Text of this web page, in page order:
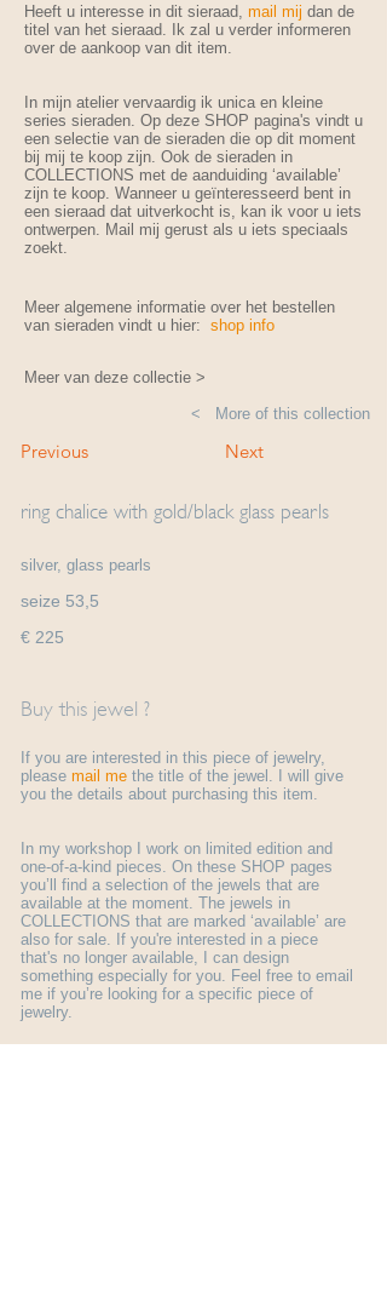
Heeft u interesse in dit sieraad, mail mij dan de
titel van het sieraad. Ik zal u verder informeren
over de aankoop van dit item.
In mijn atelier vervaardig ik unica en kleine
series sieraden. Op deze SHOP pagina's vindt u
een selectie van de sieraden die op dit moment
bij mij te koop zijn. Ook de sieraden in
COLLECTIONS met de aanduiding ‘available’
zijn te koop. Wanneer u geïnteresseerd bent in
een sieraad dat uitverkocht is, kan ik voor u iets
ontwerpen. Mail mij gerust als u iets speciaals
zoekt.
Meer algemene informatie over het bestellen
van sieraden vindt u hier: shop info
Meer van deze collectie >
< More of this collection
Previous Next
ring chalice with gold/black glass pearls
silver, glass pearls
seize 53,5
€ 225
Buy this jewel ?
If you are interested in this piece of jewelry,
please mail me the title of the jewel. I will give
you the details about purchasing this item.
In my workshop I work on limited edition and
one-of-a-kind pieces. On these SHOP pages
you’ll find a selection of the jewels that are
available at the moment. The jewels in
COLLECTIONS that are marked ‘available’ are
also for sale. If you're interested in a piece
that's no longer available, I can design
something especially for you. Feel free to email
me if you’re looking for a specific piece of
jewelry.